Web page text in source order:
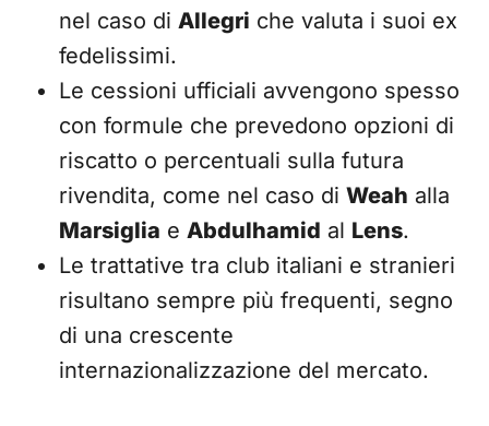
nel caso di Allegri che valuta i suoi ex
fedelissimi.
Le cessioni ufficiali avvengono spesso
con formule che prevedono opzioni di
riscatto o percentuali sulla futura
rivendita, come nel caso di Weah alla
Marsiglia e Abdulhamid al Lens.
Le trattative tra club italiani e stranieri
risultano sempre più frequenti, segno
di una crescente
internazionalizzazione del mercato.